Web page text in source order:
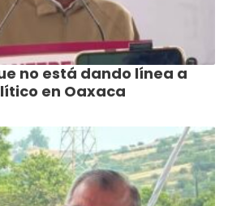
no está dando línea a
en Oaxaca